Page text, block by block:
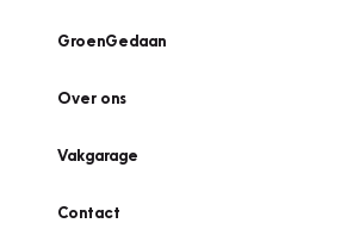
GroenGedaan
Over ons
Vakgarage
Contact